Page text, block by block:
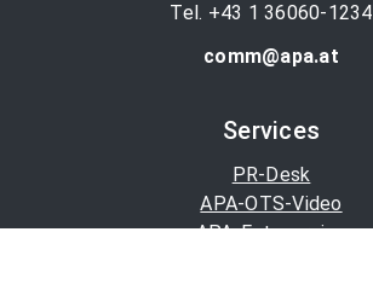
Tel. +43 1 36060-1234
comm@apa.at
Services
PR-Desk
APA-OTS-Video
APA-Fotoservice